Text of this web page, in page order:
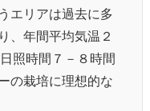
エリアは過去に多
、年間平均気温２
照時間７－８時間
の栽培に理想的な